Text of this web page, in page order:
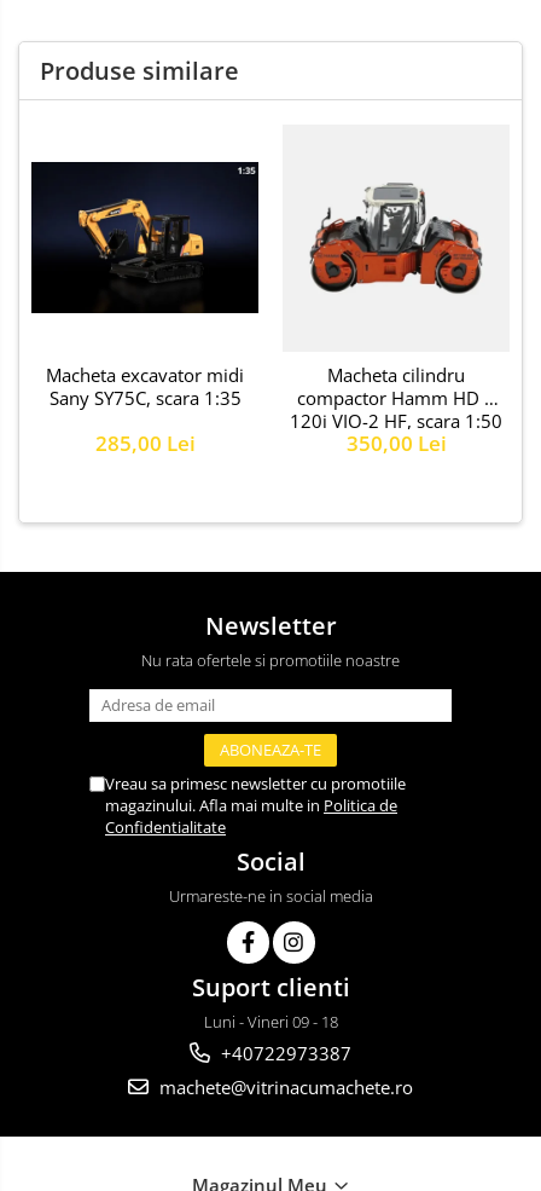
Produse similare
Macheta excavator midi
Sany SY75C, scara 1:35
285,00 Lei
Macheta cilindru
compactor Hamm HD +
120i VIO-2 HF, scara 1:50
350,00 Lei
Newsletter
Nu rata ofertele si promotiile noastre
Vreau sa primesc newsletter cu promotiile
magazinului. Afla mai multe in Politica de
Confidentialitate
Social
Urmareste-ne in social media
Suport clienti
Luni - Vineri 09 - 18
+40722973387
machete@vitrinacumachete.ro
Magazinul Meu